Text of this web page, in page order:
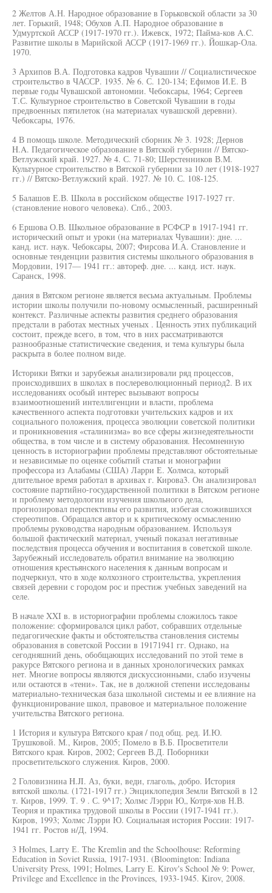
2 Желтов А.Н. Народное образование в Горьковской области за 30
лет. Горький, 1948; Обухов А.П. Народное образование в
Удмуртской АССР (1917-1970 гг.). Ижевск, 1972; Пайма-ков A.C.
Развитие школы в Марийской АССР (1917-1969 гг.). Йошкар-Ола.
1970.
3 Архипов В.А. Подготовка кадров Чувашии // Социалистическое
строительство в ЧАССР. 1935. № 6. С. 120-134; Ефимов И.Е. В
первые годы Чувашской автономии. Чебоксары, 1964; Сергеев
Т.С. Культурное строительство в Советской Чувашии в годы
предвоенных пятилеток (на материалах чувашской деревни).
Чебоксары, 1976.
4 В помощь школе. Методический сборник № 3. 1928; Дернов
H.A. Педагогическое образование в Вятской губернии // Вятско-
Ветлужский край. 1927. № 4. С. 71-80; Шерстенников В.М.
Культурное строительство в Вятской губернии за 10 лет (1918-1927
гг.) // Вятско-Ветлужский край. 1927. № 10. С. 108-125.
5 Балашов Е.В. Школа в российском обществе 1917-1927 гг.
(становление нового человека). Спб., 2003.
6 Ершова О.В. Школьное образование в РСФСР в 1917-1941 гг.
исторический опыт и уроки (на материалах Чувашии): дне. ...
канд. ист. наук. Чебоксары, 2007; Фирсова И.А. Становление и
основные тенденции развития системы школьного образования в
Мордовии, 1917— 1941 гг.: автореф. дне. ... канд. ист. наук.
Саранск, 1998.
дания в Вятском регионе является весьма актуальным. Проблемы
истории школы получили по-новому осмысленный, расширенный
контекст. Различные аспекты развития среднего образования
предстали в работах местных ученых . Ценность этих публикаций
состоит, прежде всего, в том, что в них рассматриваются
разнообразные статистические сведения, и тема культуры была
раскрыта в более полном виде.
Историки Вятки и зарубежья анализировали ряд процессов,
происходивших в школах в послереволюционный период2. В их
исследованиях особый интерес вызывают вопросы
взаимоотношений интеллигенции и власти, проблема
качественного аспекта подготовки учительских кадров и их
социального положения, процесса эволюции советской политики
и проникновения «сталинизма» во все сферы жизнедеятельности
общества, в том числе и в систему образования. Несомненную
ценность в историографии проблемы представляют обстоятельные
и независимые по оценке событий статьи и монографии
профессора из Алабамы (США) Ларри Е. Холмса, который
длительное время работал в архивах г. Кирова3. Он анализировал
состояние партийно-государственной политики в Вятском регионе
и проблему методологии изучения школьного дела,
прогнозировал перспективы его развития, избегая сложившихся
стереотипов. Обращался автор и к критическому осмыслению
проблемы руководства народным образованием. Используя
большой фактический материал, ученый показал негативные
последствия процесса обучения и воспитания в советской школе.
Зарубежный исследователь обратил внимание на эволюцию
отношения крестьянского населения к данным вопросам и
подчеркнул, что в ходе колхозного строительства, укрепления
связей деревни с городом рос и престиж учебных заведений на
селе.
В начале XXI в. в историографии проблемы сложилось такое
положение: сформировался цикл работ, собравших отдельные
педагогические факты и обстоятельства становления системы
образования в советской России в 19171941 гг. Однако, на
сегодняшний день, обобщающих исследований по этой теме в
ракурсе Вятского региона и в данных хронологических рамках
нет. Многие вопросы являются дискуссионными, слабо изучены
или остаются в «тени». Так, не в должной степени исследованы
материально-техническая база школьной системы и ее влияние на
функционирование школ, правовое и материальное положение
учительства Вятского региона.
1 История и культура Вятского края / под общ. ред. И.Ю.
Трушковой. М., Киров, 2005; Помело в В.Б. Просветители
Вятского края. Киров, 2002; Сергеев В.Д. Поборники
просветительского служения. Киров, 2000.
2 Головизнина H.JI. Аз, буки, веди, глаголь, добро. История
вятской школы. (1721-1917 гг.) Энциклопедия Земли Вятской в 12
т. Киров, 1999. Т. 9 . С. 9^17; Холмс Лэрри Ю„ Котря-хов Н.В.
Теория и практика трудовой школы в России (1917-1941 гг.).
Киров, 1993; Холмс Лэрри Ю. Социальная история России: 1917-
1941 гг. Ростов н/Д, 1994.
3 Holmes, Larry Е. The Kremlin and the Schoolhouse: Reforming
Education in Soviet Russia, 1917-1931. (Bloomington: Indiana
University Press, 1991; Holmes, Larry E. Kirov's School № 9: Power,
Privilege and Excellence in the Provinces, 1933-1945. Kirov, 2008.